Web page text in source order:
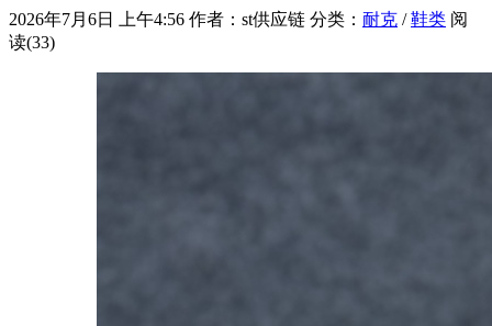
2026年7月6日 上午4:56 作者：st供应链 分类： 耐克 /鞋类 阅
读(33)